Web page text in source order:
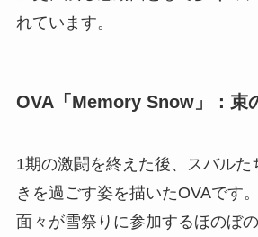
れています。
OVA「Memory Snow」：束
1期の激闘を終えた後、スバルた
きを過ごす姿を描いたOVAです
面々が雪祭りに参加するほのぼ